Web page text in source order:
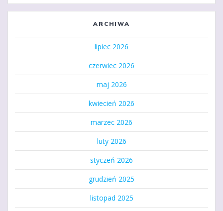
ARCHIWA
lipiec 2026
czerwiec 2026
maj 2026
kwiecień 2026
marzec 2026
luty 2026
styczeń 2026
grudzień 2025
listopad 2025